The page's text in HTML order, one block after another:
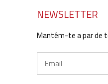
NEWSLETTER
Mantém-te a par de